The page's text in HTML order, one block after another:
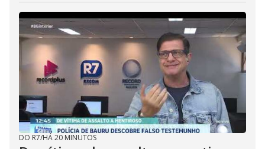
DO R7/HÁ 20 MINUTOS